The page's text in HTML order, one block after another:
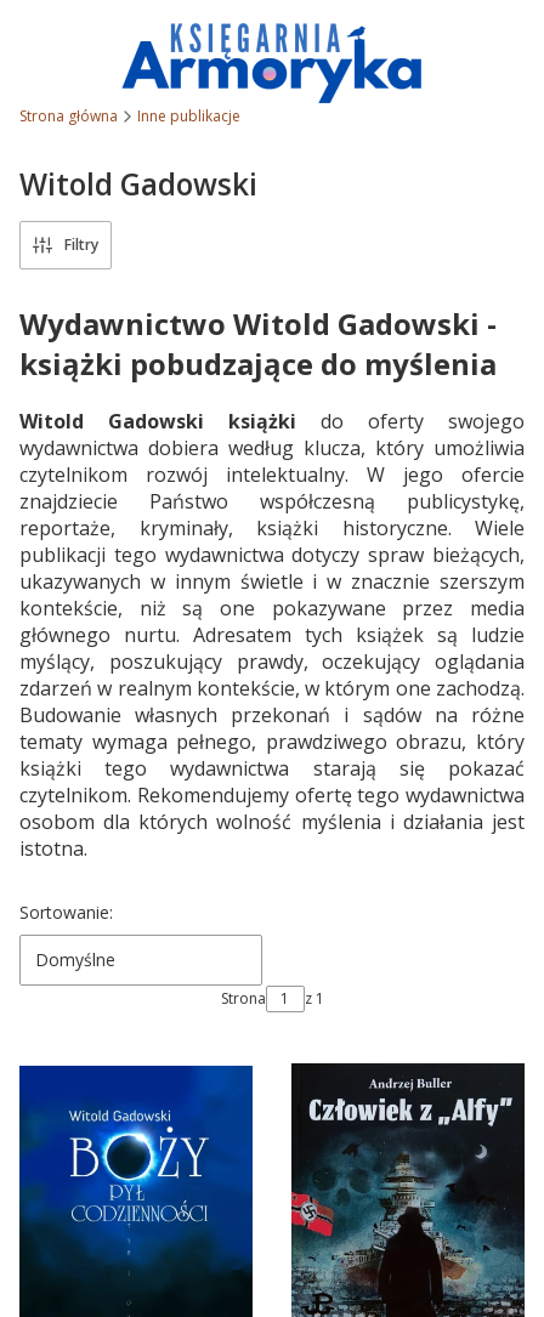
Strona główna Inne publikacje
Witold Gadowski
Filtry
Wydawnictwo Witold Gadowski -
książki pobudzające do myślenia
Witold Gadowski książki do oferty swojego
wydawnictwa dobiera według klucza, który umożliwia
czytelnikom rozwój intelektualny. W jego ofercie
znajdziecie Państwo współczesną publicystykę,
reportaże, kryminały, książki historyczne. Wiele
publikacji tego wydawnictwa dotyczy spraw bieżących,
ukazywanych w innym świetle i w znacznie szerszym
kontekście, niż są one pokazywane przez media
głównego nurtu. Adresatem tych książek są ludzie
myślący, poszukujący prawdy, oczekujący oglądania
zdarzeń w realnym kontekście, w którym one zachodzą.
Budowanie własnych przekonań i sądów na różne
tematy wymaga pełnego, prawdziwego obrazu, który
książki tego wydawnictwa starają się pokazać
czytelnikom. Rekomendujemy ofertę tego wydawnictwa
osobom dla których wolność myślenia i działania jest
istotna.
Lista produktów
Sortowanie:
Domyślne
Strona z 1